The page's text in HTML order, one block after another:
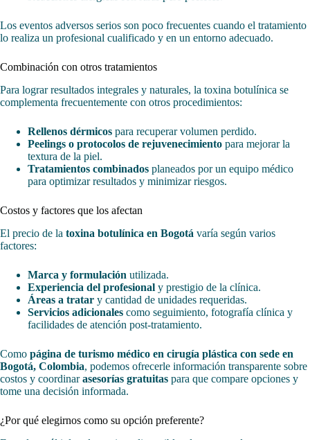
Los eventos adversos serios son poco frecuentes cuando el tratamiento
lo realiza un profesional cualificado y en un entorno adecuado.
Combinación con otros tratamientos
Para lograr resultados integrales y naturales, la toxina botulínica se
complementa frecuentemente con otros procedimientos:
Rellenos dérmicos para recuperar volumen perdido.
Peelings o protocolos de rejuvenecimiento para mejorar la
textura de la piel.
Tratamientos combinados planeados por un equipo médico
para optimizar resultados y minimizar riesgos.
Costos y factores que los afectan
El precio de la toxina botulínica en Bogotá varía según varios
factores:
Marca y formulación utilizada.
Experiencia del profesional y prestigio de la clínica.
Áreas a tratar y cantidad de unidades requeridas.
Servicios adicionales como seguimiento, fotografía clínica y
facilidades de atención post-tratamiento.
Como página de turismo médico en cirugía plástica con sede en
Bogotá, Colombia, podemos ofrecerle información transparente sobre
costos y coordinarasesorías gratuitas para que compare opciones y
tome una decisión informada.
¿Por qué elegirnos como su opción preferente?